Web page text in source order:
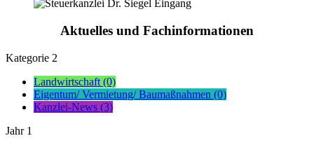
Aktuelles und Fachinformationen
Kategorie 2
Landwirtschaft (0)
Eigentum/ Vermietung/ Baumaßnahmen (0)
Kanzlei-News (3)
Jahr 1